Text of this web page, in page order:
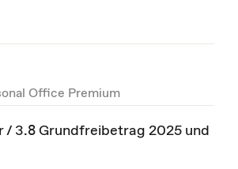
Office Premium
/ 3.8 Grundfreibetrag 2025 und